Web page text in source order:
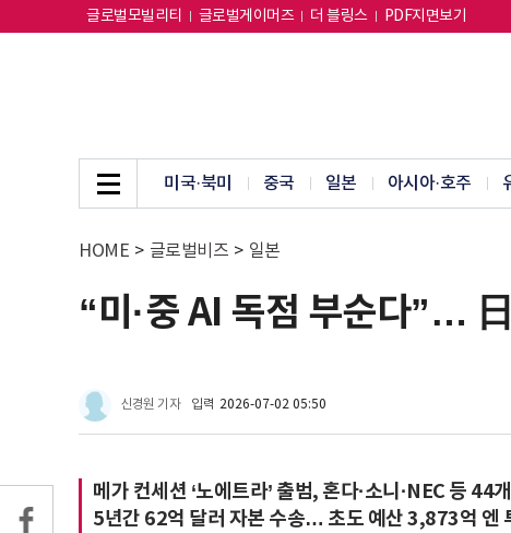
글로벌모빌리티 글로벌게이머즈 더 블링스 PDF지면보기
미국·북미 중국 일본 아시아·호주
HOME > 글로벌비즈 > 일본
“미·중 AI 독점 부순다”…
신경원 기자 입력 2026-07-02 05:50
메가 컨세션 ‘노에트라’ 출범, 혼다·소니·NEC 등 44
5년간 62억 달러 자본 수송… 초도 예산 3,873억 엔